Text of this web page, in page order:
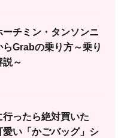
ーチミン・タンソンニ
らGrabの乗り方～乗り
説～
ったら絶対買いた
愛い「かごバッグ」シ